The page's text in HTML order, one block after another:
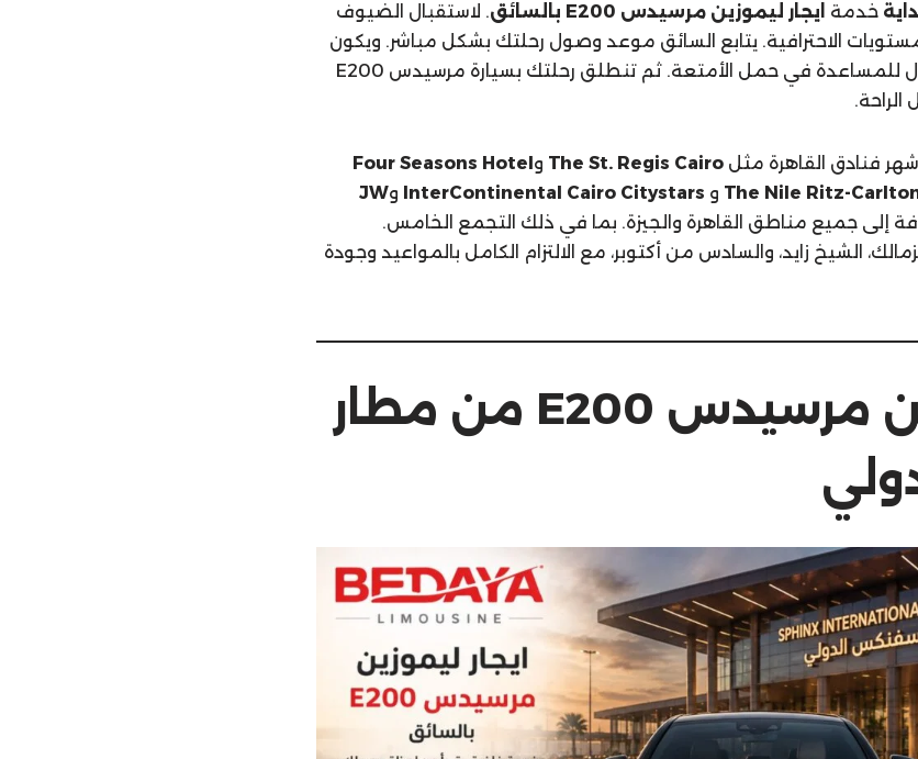
خدمة ايجار ليموزين مرسيدس E200 بالسائق
. لاستقبال الضيوف
الاحترافية. يتابع السائق موعد وصول رحلتك بشكل مباشر. ويكون
في انتظارك داخل صالة الوصول للمساعدة في حمل الأمتعة. ثم تنطلق رحلتك بسيارة مرسيدس E200
الراحة.
فنادق القاهرة مثل The St. Regis Cairo وFour Seasons Hotel
The Nile Ritz- و InterContinental Cairo Citystars وJW
إلى جميع مناطق القاهرة والجيزة. بما في ذلك التجمع الخامس.
الشيخ زايد، والسادس من أكتوبر، مع الالتزام الكامل بالمواعيد وجودة
ايجار ليموزين مرسيدس E200 من مطار